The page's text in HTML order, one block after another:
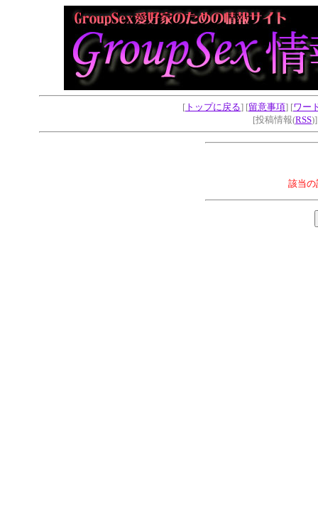
[ トップに戻る] [留意事項] [ワー
[投稿情報(RSS
該当の